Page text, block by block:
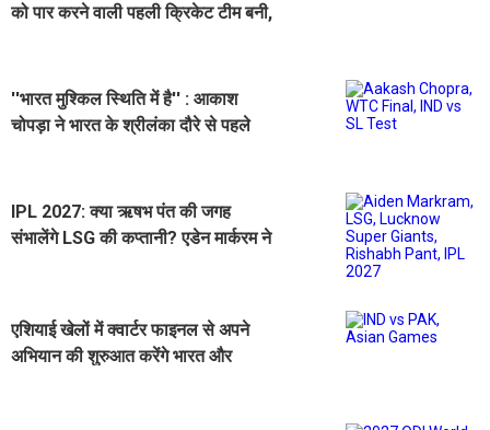
को पार करने वाली पहली क्रिकेट टीम बनी,
''भारत मुश्किल स्थिति में है'' : आकाश
चोपड़ा ने भारत के श्रीलंका दौरे से पहले
IPL 2027: क्या ऋषभ पंत की जगह
संभालेंगे LSG की कप्तानी? एडेन मार्करम ने
एशियाई खेलों में क्वार्टर फाइनल से अपने
अभियान की शुरुआत करेंगे भारत और